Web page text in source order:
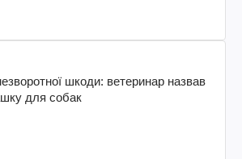
шкоди: ветеринар назвав
для собак